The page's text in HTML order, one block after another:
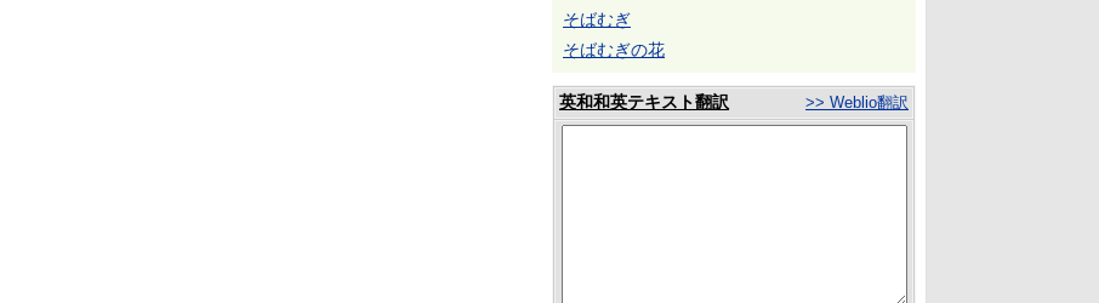
そばむぎ
そばむぎの花
英和和英テキスト翻訳 >> Weblio翻訳